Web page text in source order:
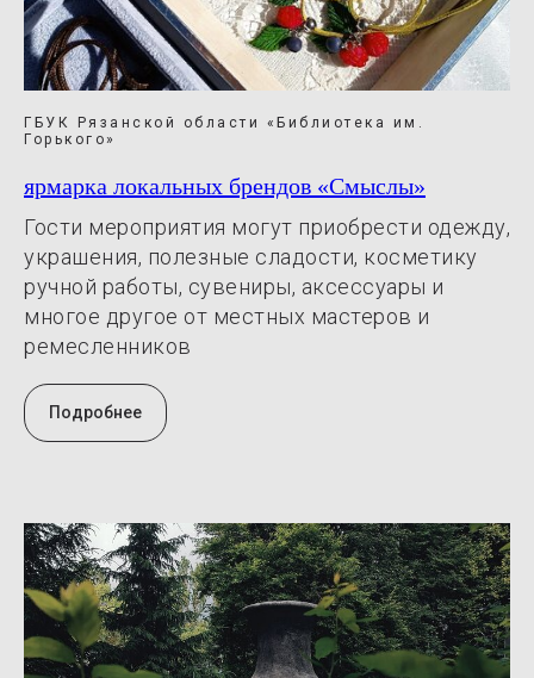
ГБУК Рязанской области «Библиотека им.
Горького»
ярмарка локальных брендов «Смыслы»
Гости мероприятия могут приобрести одежду,
украшения, полезные сладости, косметику
ручной работы, сувениры, аксессуары и
многое другое от местных мастеров и
ремесленников
Подробнее